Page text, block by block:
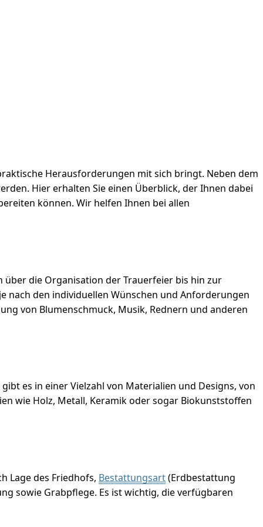
Herausforderungen mit sich bringt. Neben dem
Hier erhalten Sie einen Überblick, der Ihnen dabei
können. Wir helfen Ihnen bei allen
über die Organisation der Trauerfeier bis hin zur
nach den individuellen Wünschen und Anforderungen
von Blumenschmuck, Musik, Rednern und anderen
es in einer Vielzahl von Materialien und Designs, von
wie Holz, Metall, Keramik oder sogar Biokunststoffen
Lage des Friedhofs, Bestattungsart(Erdbestattung
sowie Grabpflege. Es ist wichtig, die verfügbaren